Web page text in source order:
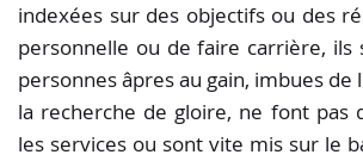
indexées sur des objectifs ou des
personnelle ou de faire carrière, ils
personnes âpres au gain, imbues de
la recherche de gloire, ne font pas
les services ou sont vite mis sur le